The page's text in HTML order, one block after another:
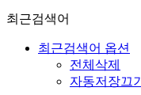
최근검색어
최근검색어 옵션
전체삭제
자동저장끄기